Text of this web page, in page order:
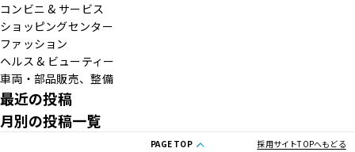
コンビニ & サービス
ショッピングセンター
ファッション
ヘルス & ビューティー
車両・部品販売、整備
最近の投稿
月別の投稿一覧
PAGE TOP 採用サイトTOPへもどる